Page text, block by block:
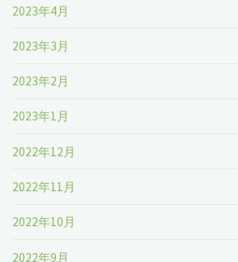
2023年4月
2023年3月
2023年2月
2023年1月
2022年12月
2022年11月
2022年10月
2022年9月